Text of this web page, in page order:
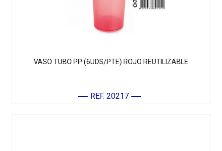
VASO TUBO PP (6UDS/PTE) ROJO REUTILIZABLE
REF. 20217